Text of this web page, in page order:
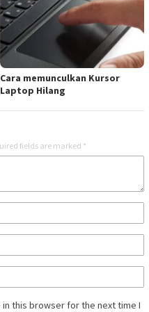
Cara memunculkan Kursor
Laptop Hilang
fields are marked *
this browser for the next time I